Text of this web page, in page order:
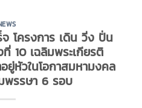
จ โครงการ เดิน วิ่ง ปั่น
10 เฉลิมพระเกียรติ
ยู่หัวในโอกาสมหามงคล
พรรษา 6 รอบ